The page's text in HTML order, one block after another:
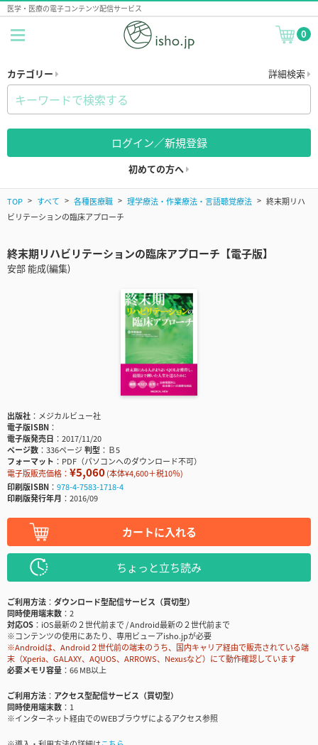
医学・医療の電子コンテンツ配信サービス
0
カテゴリー 詳細検索
ログイン／新規登録
初めての方へ
TOP すべて 各種医療職 理学療法・作業療法・言語聴覚療法
終末期リハ
ビリテーションの臨床アプローチ
終末期リハビリテーションの臨床アプローチ【電子版】
安部 能成(編集)
出版社
メジカルビュー社
電子版ISBN
電子版発売日
2017/11/20
ページ数
336ページ判型
Ｂ5
フォーマット
PDF（パソコンへのダウンロード不可）
電子版販売価格： ¥5,060(本体¥4,600＋税10％)
印刷版ISBN
978-4-7583-1718-4
印刷版発行年月
2016/09
カートに入れる
ちょっと立ち読み
ご利用方法
ダウンロード型配信サービス（買切型）
同時使用端末数
2
対応OS
iOS最新の２世代前まで / Android最新の２世代前まで
※コンテンツの使用にあたり、専用ビューアisho.jpが必要
※Androidは、Android２世代前の端末のうち、国内キャリア経由で販売されている端
末（Xperia、GALAXY、AQUOS、ARROWS、Nexusなど）にて動作確認しています
必要メモリ容量
66 MB以上
ご利用方法
アクセス型配信サービス（買切型）
同時使用端末数
1
※インターネット経由でのWEBブラウザによるアクセス参照